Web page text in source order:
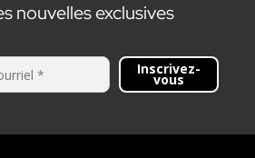
nouvelles exclusives
Inscrivez-
vous